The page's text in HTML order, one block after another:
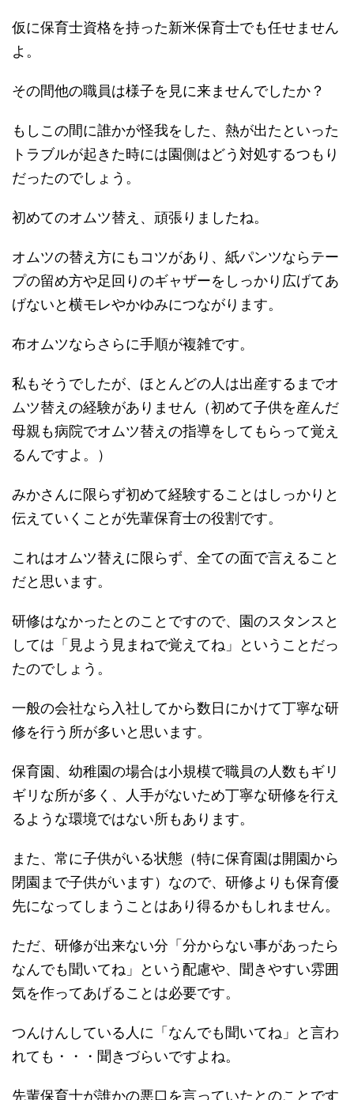
仮に保育士資格を持った新米保育士でも任せません
よ。
その間他の職員は様子を見に来ませんでしたか？
もしこの間に誰かが怪我をした、熱が出たといった
トラブルが起きた時には園側はどう対処するつもり
だったのでしょう。
初めてのオムツ替え、頑張りましたね。
オムツの替え方にもコツがあり、紙パンツならテー
プの留め方や足回りのギャザーをしっかり広げてあ
げないと横モレやかゆみにつながります。
布オムツならさらに手順が複雑です。
私もそうでしたが、ほとんどの人は出産するまでオ
ムツ替えの経験がありません（初めて子供を産んだ
母親も病院でオムツ替えの指導をしてもらって覚え
るんですよ。）
みかさんに限らず初めて経験することはしっかりと
伝えていくことが先輩保育士の役割です。
これはオムツ替えに限らず、全ての面で言えること
だと思います。
研修はなかったとのことですので、園のスタンスと
しては「見よう見まねで覚えてね」ということだっ
たのでしょう。
一般の会社なら入社してから数日にかけて丁寧な研
修を行う所が多いと思います。
保育園、幼稚園の場合は小規模で職員の人数もギリ
ギリな所が多く、人手がないため丁寧な研修を行え
るような環境ではない所もあります。
また、常に子供がいる状態（特に保育園は開園から
閉園まで子供がいます）なので、研修よりも保育優
先になってしまうことはあり得るかもしれません。
ただ、研修が出来ない分「分からない事があったら
なんでも聞いてね」という配慮や、聞きやすい雰囲
気を作ってあげることは必要です。
つんけんしている人に「なんでも聞いてね」と言わ
れても・・・聞きづらいですよね。
先輩保育士が誰かの悪口を言っていたとのことです